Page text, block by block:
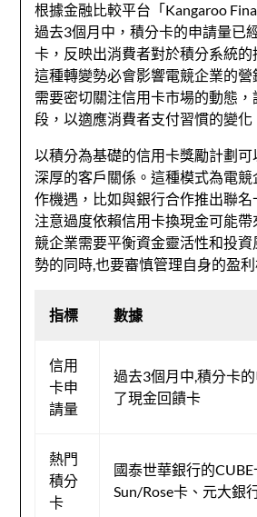
根據金融比較平台「Kangaroo
過去3個月中，積分卡的申請量已
卡，反映出消費者對於積分系統的
這種轉變勢必會影響電競企業的
需要密切關注信用卡市場的動態
段，以適應消費者支付習慣的變化
以積分為基礎的信用卡獎勵計劃
深厚的客戶關係。這種模式為電
作機遇，比如與銀行合作推出聯
注意過度依賴信用卡換現金可能
競企業需要平衡資金靈活性和投資
勢的同時,也要審慎管理自身的盈利
指標 數據
信用
卡申
請量
過去3個月中,積分卡
了現金回饋卡
熱門
積分
卡
國泰世華銀行的
Sun/Rose卡、元大銀